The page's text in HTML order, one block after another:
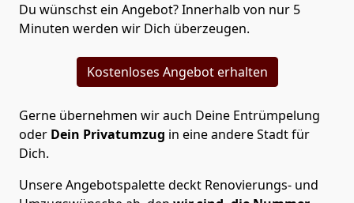
Du wünschst ein Angebot? Innerhalb von nur 5
Minuten werden wir Dich überzeugen.
Kostenloses Angebot erhalten
Gerne übernehmen wir auch Deine Entrümpelung
oder Dein Privatumzug in eine andere Stadt für
Dich.
Unsere Angebotspalette deckt Renovierungs- und